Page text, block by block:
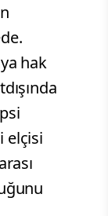
hak
elçisi